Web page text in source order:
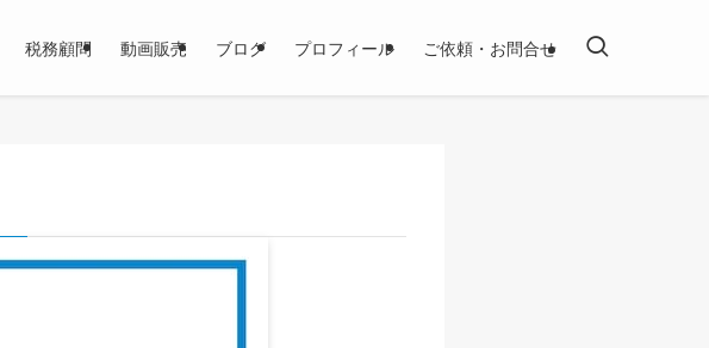
税務顧問 動画販売 ブログ プロフィール ご依頼・お問合せ